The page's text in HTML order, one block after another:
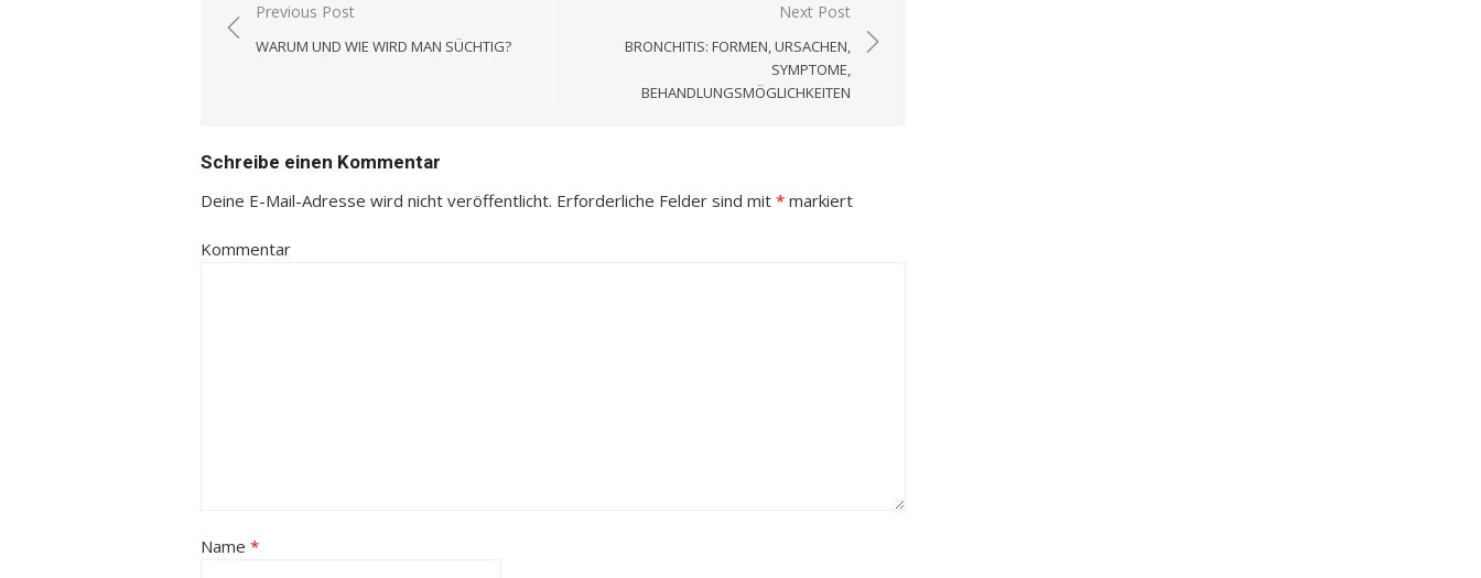
Beitrags-
Previous Post
WARUM UND WIE WIRD MAN SÜCHTIG?
Next Post
BRONCHITIS: FORMEN, URSACHEN,
SYMPTOME,
BEHANDLUNGSMÖGLICHKEITEN
Schreibe einen Kommentar
Deine E-Mail-Adresse wird nicht veröffentlicht. Erforderliche Felder sind mit * markiert
Kommentar
Name *